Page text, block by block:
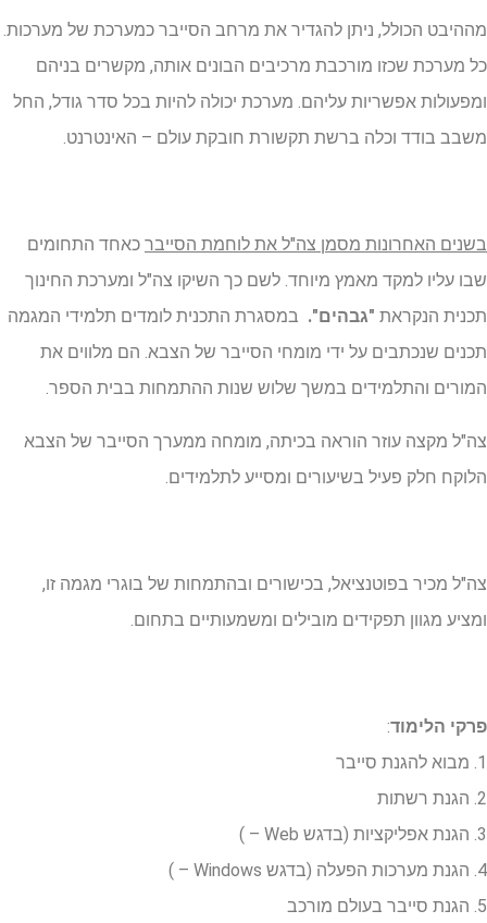
מההיבט הכולל, ניתן להגדיר את מרחב הסייבר כמערכת של מערכות.
כל מערכת שכזו מורכבת מרכיבים הבונים אותה, מקשרים בניהם
ומפעולות אפשריות עליהם. מערכת יכולה להיות בכל סדר גודל, החל
משבב בודד וכלה ברשת תקשורת חובקת עולם – האינטרנט.
בשנים האחרונות מסמן צה"ל את לוחמת הסייבר כאחד התחומים
שבו עליו למקד מאמץ מיוחד. לשם כך השיקו צה"ל ומערכת החינוך
תכנית הנקראת "גבהים". במסגרת התכנית לומדים תלמידי המגמה
תכנים שנכתבים על ידי מומחי הסייבר של הצבא. הם מלווים את
המורים והתלמידים במשך שלוש שנות ההתמחות בבית הספר.
צה"ל מקצה עוזר הוראה בכיתה, מומחה ממערך הסייבר של הצבא
הלוקח חלק פעיל בשיעורים ומסייע לתלמידים.
צה"ל מכיר בפוטנציאל, בכישורים ובהתמחות של בוגרי מגמה זו,
ומציע מגוון תפקידים מובילים ומשמעותיים בתחום.
פרקי הלימוד:
1. מבוא להגנת סייבר
2. הגנת רשתות
3. הגנת אפליקציות (בדגש Web – )
4. הגנת מערכות הפעלה (בדגש Windows – )
5. הגנת סייבר בעולם מורכב